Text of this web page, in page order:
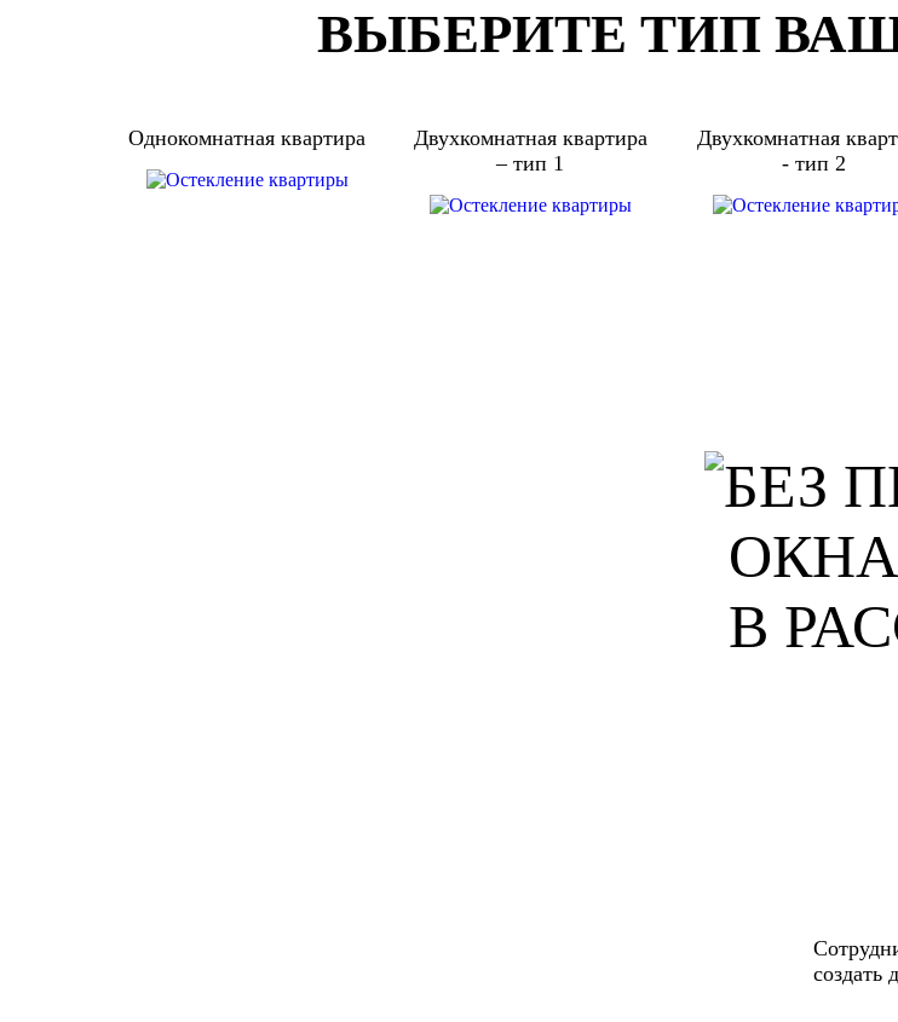
ВЫБЕРИТЕ ТИП
Однокомнатная квартира
Двухкомнатная квартира
– тип 1
Двухкомнатная
- тип 2
ОКНА
В